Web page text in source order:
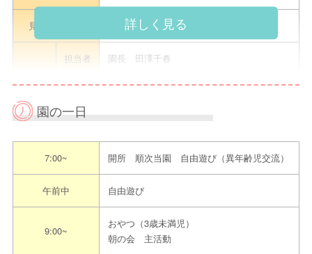
詳しく見る
見学申込方法 詳しくは担当者までご連絡ください
連絡先
担当者 園長 田澤千春
ネット予
-
-
※ご連絡の際は「えんみっけ！を見た」とお
伝えください
園の一日
7:00~ 開所 順次当園 自由遊び（異年齢児交流）
午前中 自由遊び
9:00~
おやつ（3歳未満児）
朝の会 主活動